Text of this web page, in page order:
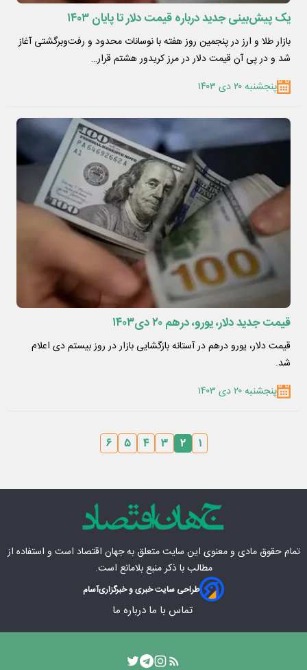
یک پیش‌بینی جدید درباره قیمت دلار تا پایان ۱۴۰۳
بازار طلا و ارز در پنجمین روز هفته با نوسانات محدود و رفت‌وبرگشتی آغاز
شد و در پی آن قیمت دلار در مرز کریدور هشتم قرار…
پنجشنبه ۲۰ دی ۱۴۰۳
قیمت جدید دلار، یورو، درهم ۲۰ دی۱۴۰۳
قیمت دلار، یورو ‌درهم در آستانه بازگشایی بازار در روز بیستم دی اعلام
شد.
پنجشنبه ۲۰ دی ۱۴۰۳
۱ ۲ ۳ ۴ ۵ ۶
تمام حقوق مادی‌ و معنوی این سایت متعلق بهجهان اقتصاد است و استفاده از
مطالب با ذکر منبع بلامانع است.
طراحی سایت خبری و خبرگزاریآسام
تماس با ما درباره ما